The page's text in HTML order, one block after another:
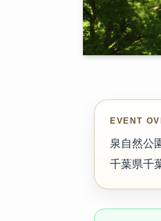
EVENT
泉自然公
千葉県千